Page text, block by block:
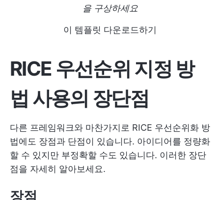
을 구상하세요
이 템플릿 다운로드하기
RICE 우선순위 지정 방
법 사용의 장단점
다른 프레임워크와 마찬가지로 RICE 우선순위화 방
법에도 장점과 단점이 있습니다. 아이디어를 정량화
할 수 있지만 부정확할 수도 있습니다. 이러한 장단
점을 자세히 알아보세요.
장점